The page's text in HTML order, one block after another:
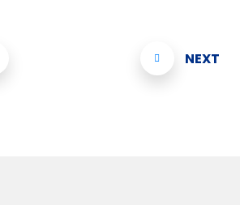
NEXT